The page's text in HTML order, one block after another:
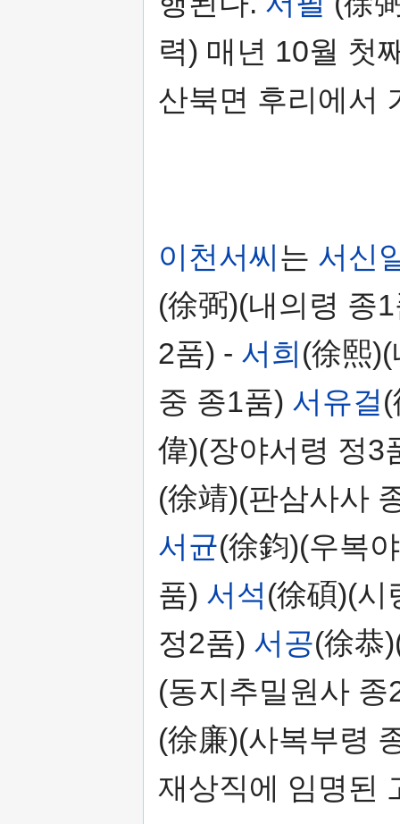
력) 매년 10월 첫
산북면 후리에서
이천서씨 는 서신
(徐弼)(내의령 종
2품) - 서희 (徐熙
중 종1품) 서유걸
偉)(장야서령 정3
(徐靖)(판삼사사
서균(徐鈞)(우복
품) 서석(徐碩)(시
정2품) 서공(徐恭
(동지추밀원사
(徐廉)(사복부령
재상직에 임명된